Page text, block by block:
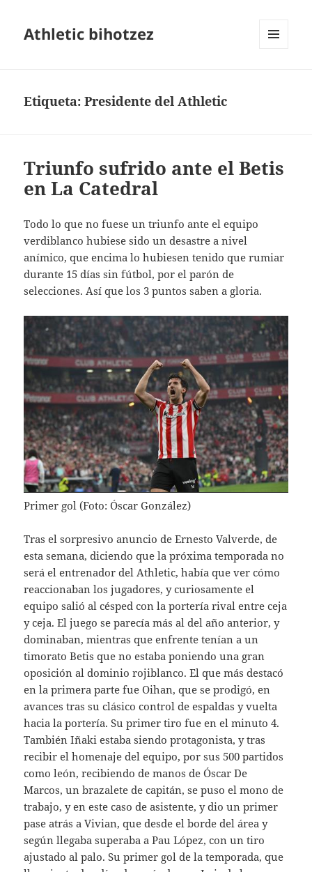
Athletic bihotzez
Etiqueta:Presidente del Athletic
Triunfo sufrido ante el Betis
en La Catedral
Todo lo que no fuese un triunfo ante el equipo
verdiblanco hubiese sido un desastre a nivel
anímico, que encima lo hubiesen tenido que rumiar
durante 15 días sin fútbol, por el parón de
selecciones. Así que los 3 puntos saben a gloria.
Primer gol (Foto: Óscar González)
Tras el sorpresivo anuncio de Ernesto Valverde, de
esta semana, diciendo que la próxima temporada no
será el entrenador del Athletic, había que ver cómo
reaccionaban los jugadores, y curiosamente el
equipo salió al césped con la portería rival entre ceja
y ceja. El juego se parecía más al del año anterior, y
dominaban, mientras que enfrente tenían a un
timorato Betis que no estaba poniendo una gran
oposición al dominio rojiblanco. El que más destacó
en la primera parte fue Oihan, que se prodigó, en
avances tras su clásico control de espaldas y vuelta
hacia la portería. Su primer tiro fue en el minuto 4.
También Iñaki estaba siendo protagonista, y tras
recibir el homenaje del equipo, por sus 500 partidos
como león, recibiendo de manos de Óscar De
Marcos, un brazalete de capitán, se puso el mono de
trabajo, y en este caso de asistente, y dio un primer
pase atrás a Vivian, que desde el borde del área y
según llegaba superaba a Pau López, con un tiro
ajustado al palo. Su primer gol de la temporada, que